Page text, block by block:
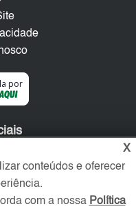
por
X
conteúdos e oferecer
com a nossa Política